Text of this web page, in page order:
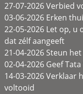
27-07-2026 Verbied
03-06-2026 Erken
22-05-2026 Let op, u
dat zélf aangeeft
21-04-2026 Steun
02-04-2026 Geef
14-03-2026 Verklaar
voltooid